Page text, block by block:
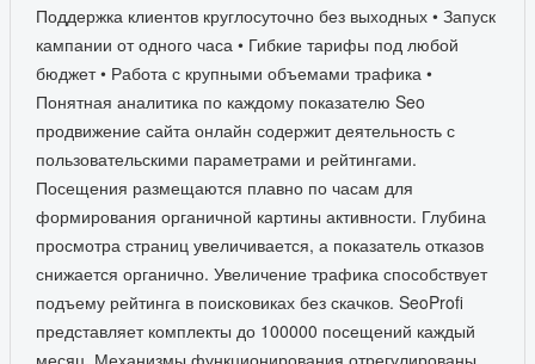
Поддержка клиентов круглосуточно без выходных • Запуск
кампании от одного часа • Гибкие тарифы под любой
бюджет • Работа с крупными объемами трафика •
Понятная аналитика по каждому показателю Seo
продвижение сайта онлайн содержит деятельность с
пользовательскими параметрами и рейтингами.
Посещения размещаются плавно по часам для
формирования органичной картины активности. Глубина
просмотра страниц увеличивается, а показатель отказов
снижается органично. Увеличение трафика способствует
подъему рейтинга в поисковиках без скачков. SeoProfi
представляет комплекты до 100000 посещений каждый
месяц. Механизмы функционирования отрегулированы